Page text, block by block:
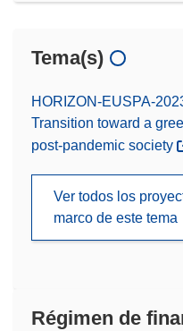
Tema(s)
HORIZON-EUSPA-
Transition toward a
post-pandemic society
Ver todos los
marco de este tema
Régimen de